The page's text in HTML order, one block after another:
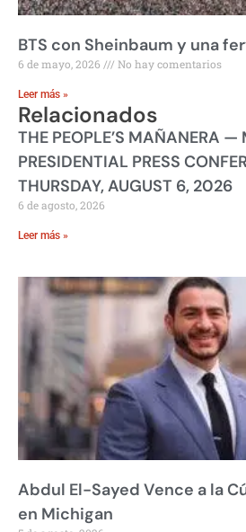
BTS con Sheinbaum y una
6 de mayo, 2026 No hay comentarios
Leer más »
Relacionados
THE PEOPLE’S MAÑANERA —
PRESIDENTIAL PRESS
THURSDAY, AUGUST 6, 2026
6 de agosto, 2026
Leer más »
Abdul El-Sayed Vence a la
en Michigan